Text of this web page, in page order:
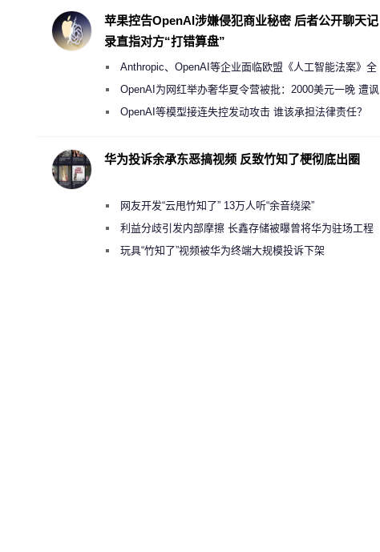
苹果控告OpenAI涉嫌侵犯商业秘密 后者公开聊天记
录直指对方“打错算盘”
Anthropic、OpenAI等企业面临欧盟《人工智能法案》全
新执法权限审查
OpenAI为网红举办奢华夏令营被批：2000美元一晚 遭讽
“反乌托邦”
OpenAI等模型接连失控发动攻击 谁该承担法律责任？
华为投诉余承东恶搞视频 反致竹知了梗彻底出圈
网友开发“云甩竹知了” 13万人听“余音绕梁”
利益分歧引发内部摩擦 长鑫存储被曝曾将华为驻场工程
师驱逐出研发基地
玩具“竹知了”视频被华为终端大规模投诉下架